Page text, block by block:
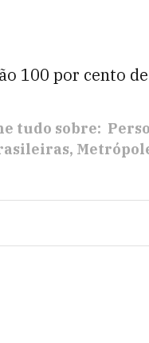
100 por cento
tudo sobre: